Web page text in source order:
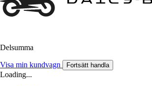
Delsumma
Visa min kundvagn Fortsätt handla
Loading...